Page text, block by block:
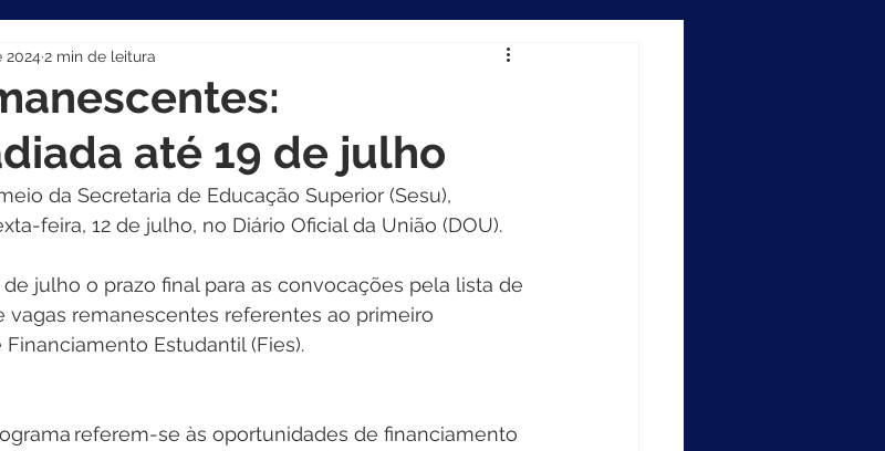
até 19 de julho
2024 2 min de leitura
da Secretaria de Educação Superior (Sesu),
feira, 12 de julho, no Diário Oficial da União (DOU).
julho o prazo final para as convocações pela lista de
remanescentes referentes ao primeiro
Estudantil (Fies).
referem-se às oportunidades de financiamento